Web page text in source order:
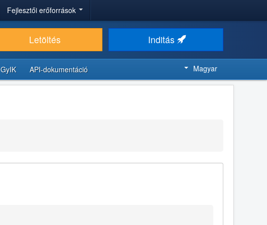
Fejlesztői erőforrások
Letöltés Inditás
GyIK API-dokumentáció Magyar